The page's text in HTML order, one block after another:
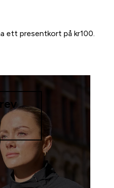
ett presentkort på kr100.